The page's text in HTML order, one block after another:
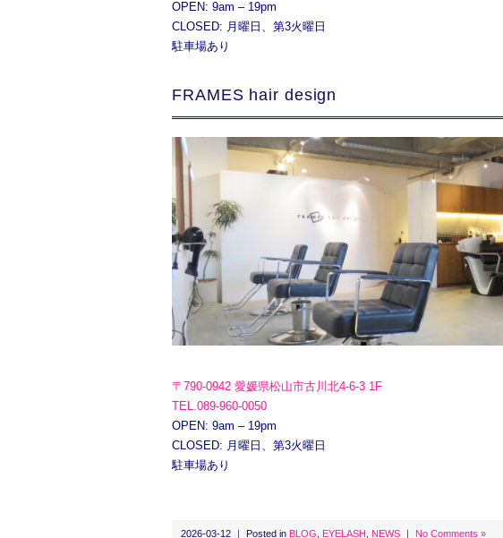
OPEN: 9am – 19pm
CLOSED: 月曜日、第3火曜日
駐車場あり
FRAMES hair design
〒790-0942 愛媛県松山市古川北4-6-3 1F
TEL.089-960-0050
OPEN: 9am – 19pm
CLOSED: 月曜日、第3火曜日
駐車場あり
2026-03-12 ｜ Posted in BLOG, EYELASH , NEWS No Comments »